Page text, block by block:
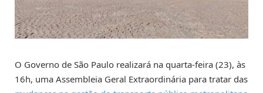
O Governo de São Paulo realizará na quarta-feira (23), às
16h, uma Assembleia Geral Extraordinária para tratar das